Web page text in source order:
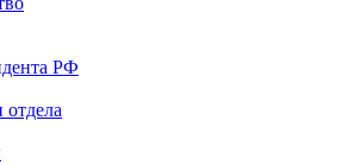
РФ